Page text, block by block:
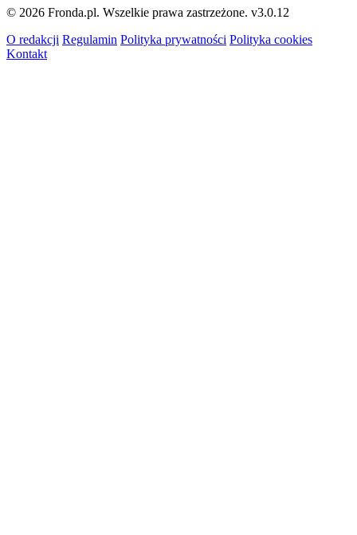
© 2026 Fronda.pl. Wszelkie prawa zastrzeżone. v3.0.12
O redakcji Regulamin Polityka prywatności Polityka cookies
Kontakt